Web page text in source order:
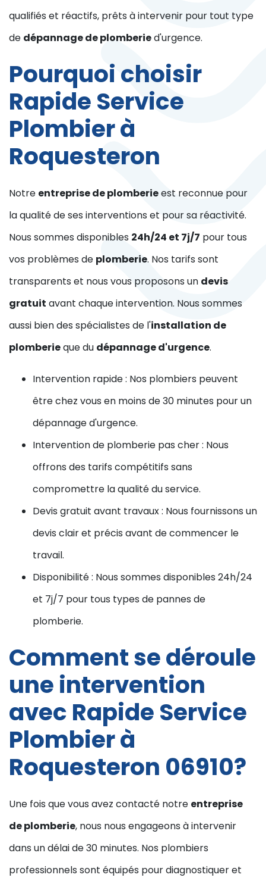
qualifiés et réactifs, prêts à intervenir pour tout type
de dépannage de plomberied'urgence.
Pourquoi choisir
Rapide Service
Plombier à
Roquesteron
Notre entreprise de plomberieest reconnue pour
la qualité de ses interventions et pour sa réactivité.
Nous sommes disponibles 24h/24 et 7j/7 pour tous
vos problèmes de plomberie. Nos tarifs sont
transparents et nous vous proposons un devis
gratuit avant chaque intervention. Nous sommes
aussi bien des spécialistes de l'installation de
plomberieque du dépannage d'urgence.
Intervention rapide : Nos plombiers peuvent
être chez vous en moins de 30 minutes pour un
dépannage d'urgence.
Intervention de plomberie pas cher : Nous
offrons des tarifs compétitifs sans
compromettre la qualité du service.
Devis gratuit avant travaux : Nous fournissons un
devis clair et précis avant de commencer le
travail.
Disponibilité : Nous sommes disponibles 24h/24
et 7j/7 pour tous types de pannes de
plomberie.
Comment se déroule
une intervention
avec Rapide Service
Plombier à
Roquesteron 06910?
Une fois que vous avez contacté notre entreprise
de plomberie, nous nous engageons à intervenir
dans un délai de 30 minutes. Nos plombiers
professionnels sont équipés pour diagnostiquer et